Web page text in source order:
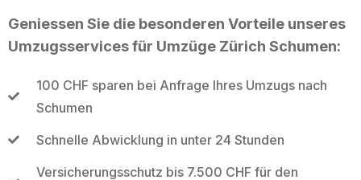
Geniessen Sie die besonderen Vorteile unseres
Umzugsservices für Umzüge Zürich Schumen:
100 CHF sparen bei Anfrage Ihres Umzugs nach
Schumen
Schnelle Abwicklung in unter 24 Stunden
Versicherungsschutz bis 7.500 CHF für den